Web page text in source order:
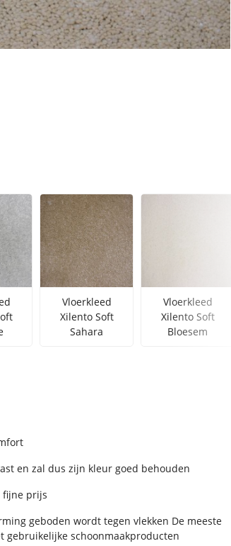
Vloerkleed
Xilento Soft
Sahara
Vloerkleed
Xilento Soft
Bloesem
en zal dus zijn kleur goed behouden
fijne prijs
geboden wordt tegen vlekken De meeste
gebruikelijke schoonmaakproducten